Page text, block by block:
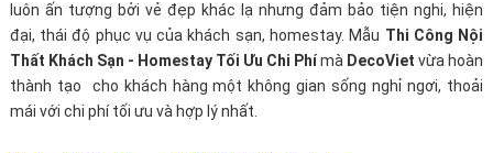
luôn ấn tượng bởi vẻ đẹp khác lạ nhưng đảm bảo tiện nghi, hiện
đại, thái độ phục vụ của khách sạn, homestay. Mẫu Thi Công Nội
Thất Khách Sạn - Homestay Tối Ưu Chi Phímà DecoViet vừa hoàn
thành tạo cho khách hàng một không gian sống nghỉ ngơi, thoải
mái với chi phí tối ưu và hợp lý nhất.